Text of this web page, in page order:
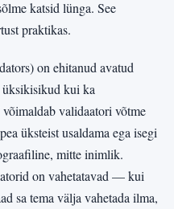
katsid lünga. See
praktikas.
on ehitanud avatud
kui ka
validaatori võtme
üksteist usaldama ega isegi
mitte inimlik.
on vahetatavad — kui
sa tema välja vahetada ilma,